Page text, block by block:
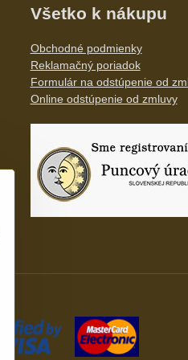
Všetko k nákupu
Obchodné podmienky
Reklamačný poriadok
Formulár na odstúpenie od
Online odstúpenie od zmluvy